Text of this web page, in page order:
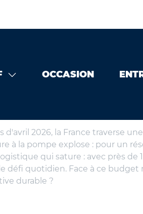
OCCASION
2026, la France traverse
à la pompe explose : pour un
qui sature : avec près
défi quotidien. Face à ce
durable ?